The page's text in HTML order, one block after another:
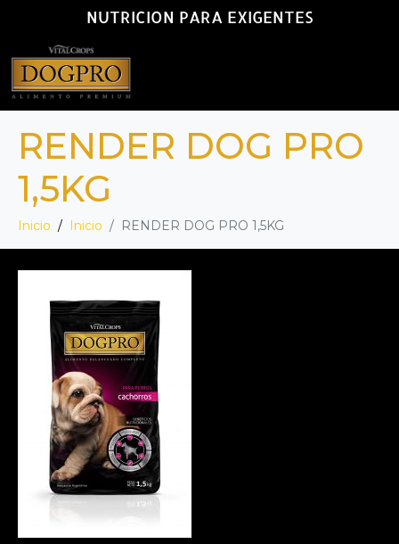
NUTRICION PARA EXIGENTES
RENDER DOG PRO
1,5KG
Inicio Inicio RENDER DOG PRO 1,5KG